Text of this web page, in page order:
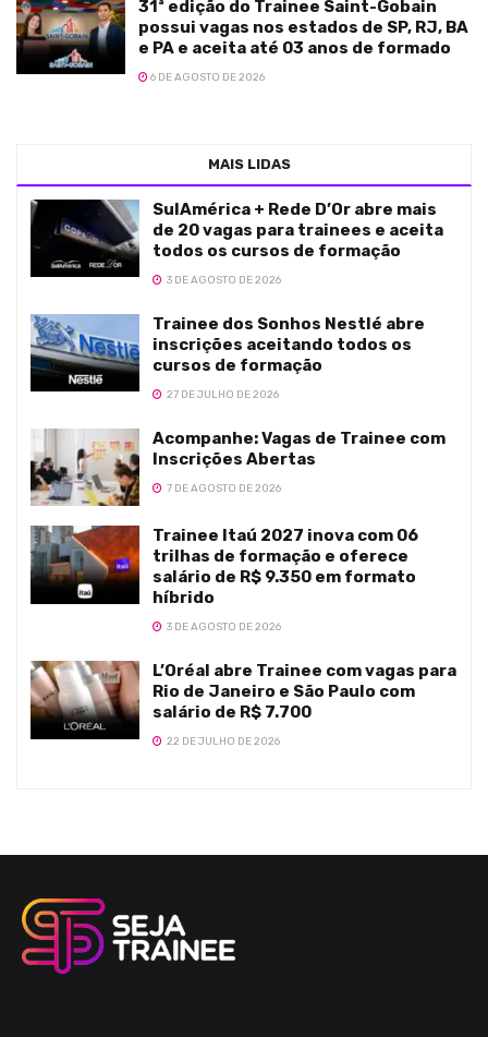
31ª edição do Trainee Saint-Gobain
possui vagas nos estados de SP, RJ, BA
e PA e aceita até 03 anos de formado
6 DE AGOSTO DE 2026
MAIS LIDAS
SulAmérica + Rede D’Or abre mais
de 20 vagas para trainees e aceita
todos os cursos de formação
3 DE AGOSTO DE 2026
Trainee dos Sonhos Nestlé abre
inscrições aceitando todos os
cursos de formação
27 DE JULHO DE 2026
Acompanhe: Vagas de Trainee com
Inscrições Abertas
7 DE AGOSTO DE 2026
Trainee Itaú 2027 inova com 06
trilhas de formação e oferece
salário de R$ 9.350 em formato
híbrido
3 DE AGOSTO DE 2026
L’Oréal abre Trainee com vagas para
Rio de Janeiro e São Paulo com
salário de R$ 7.700
22 DE JULHO DE 2026